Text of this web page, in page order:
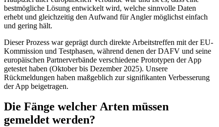
bestmögliche Lösung entwickelt wird, welche sinnvolle Daten
erhebt und gleichzeitig den Aufwand für Angler möglichst einfach
und gering hält.
Dieser Prozess war geprägt durch direkte Arbeitstreffen mit der EU-
Kommission und Testphasen, während denen der DAFV und seine
europäischen Partnerverbände verschiedene Prototypen der App
getestet haben (Oktober bis Dezember 2025). Unsere
Rückmeldungen haben maßgeblich zur signifikanten Verbesserung
der App beigetragen.
Die Fänge welcher Arten müssen
gemeldet werden?